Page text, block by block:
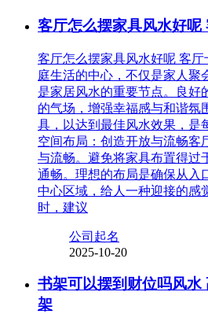
客厅怎么摆家具风水好呢
客厅怎么摆家具风水好呢 客
庭生活的中心，不仅是家人聚
是家居风水的重要节点。良好
的气场，增强幸福感与和谐氛
具，以达到最佳风水效果，是
空间布局：创造开放与流畅客
与流畅。避免将家具布置得过
通畅。理想的布局是确保从入
中心区域，给人一种迎接的感
时，建议
公司起名
2025-10-20
书架可以摆到财位吗风水
架